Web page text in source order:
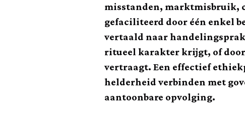
misstanden, marktmisbruik,
gefaciliteerd door één enkel
vertaald naar
ritueel karakter krijgt, of
vertraagt. Een effectief
helderheid verbinden met
aantoonbare opvolging.